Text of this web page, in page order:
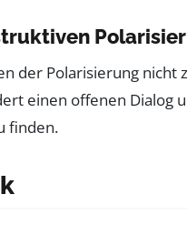
der Polarisierung
einen offenen Dialog
finden.